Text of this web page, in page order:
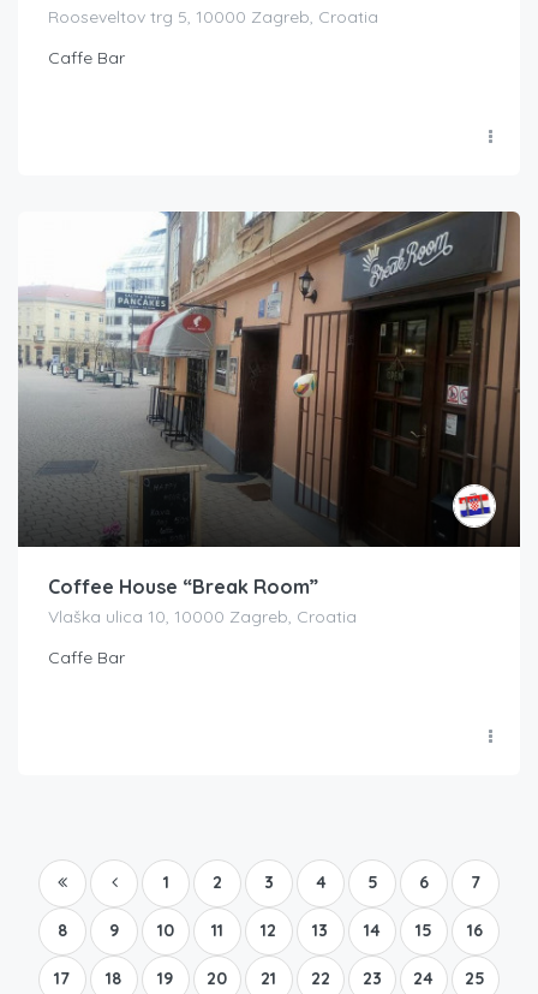
Rooseveltov trg 5, 10000 Zagreb, Croatia
Caffe Bar
Coffee House “Break Room”
Vlaška ulica 10, 10000 Zagreb, Croatia
Caffe Bar
1 2 3 4 5 6 7
8 9 10 11 12 13 14 15 16
17 18 19 20 21 22 23 24 25